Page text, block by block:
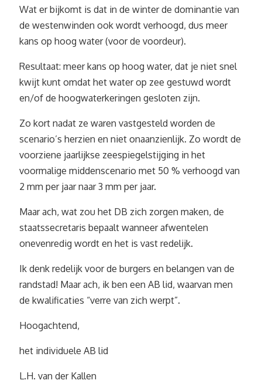
Wat er bijkomt is dat in de winter de dominantie van
de westenwinden ook wordt verhoogd, dus meer
kans op hoog water (voor de voordeur).
Resultaat: meer kans op hoog water, dat je niet snel
kwijt kunt omdat het water op zee gestuwd wordt
en/of de hoogwaterkeringen gesloten zijn.
Zo kort nadat ze waren vastgesteld worden de
scenario’s herzien en niet onaanzienlijk. Zo wordt de
voorziene jaarlijkse zeespiegelstijging in het
voormalige middenscenario met 50 % verhoogd van
2 mm per jaar naar 3 mm per jaar.
Maar ach, wat zou het DB zich zorgen maken, de
staatssecretaris bepaalt wanneer afwentelen
onevenredig wordt en het is vast redelijk.
Ik denk redelijk voor de burgers en belangen van de
randstad! Maar ach, ik ben een AB lid, waarvan men
de kwalificaties “verre van zich werpt”.
Hoogachtend,
het individuele AB lid
L.H. van der Kallen